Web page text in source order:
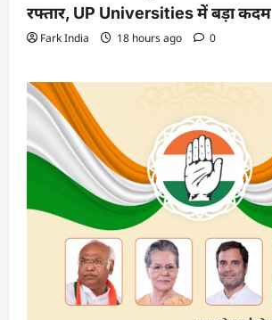
रफ्तार, UP Universities में बड़ा कदम
Fark India 18 hours ago 0